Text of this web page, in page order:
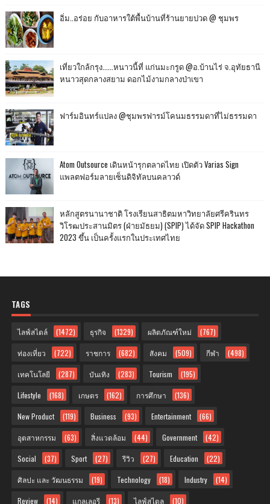
อิ่ม..อร่อย กับอาหารใต้พื้นบ้านที่ร้านยายปวด @ ชุมพร
เที่ยวใกล้กรุง......หนาวนี้ที่ แก่นมะกรูด @อ.บ้านไร่ จ.อุทัยธานี
หนาวสุดกลางสยาม ดอกไม้งามกลางป่าเขา
ฟาร์มอินทร์แปลง @ชุมพรฟารม์โคนมธรรมดาที่ไม่ธรรมดา
Atom Outsource เดินหน้ารุกตลาดไทย เปิดตัว Varias Sign
แพลตฟอร์มลายเซ็นดิจิทัลบนคลาวด์
หลักสูตรนานาชาติ โรงเรียนสาธิตมหาวิทยาลัยศรีครินทร
วิโรฒประสานมิตร (ฝ่ายมัธยม) (SPIP) ได้จัด SPIP Hackathon
2023 ขึ้น เป็นครั้งแรกในประเทศไทย
TAGS
ไลฟ์สไตล์ (1472) ธุรกิจ (1329) ผลิตภัณฑ์ใหม่ (767)
ท่องเที่ยว (722) ราชการ (682) สังคม (509) กีฬา (498)
เทคโนโลยี (287) บันเทิง (283) Tourism (195)
Lifestyle (168) เกษตร (162) การศึกษา (136)
New Product (119) Business (93) Entertainment (66)
อุตสาหกรรม (63) สิ่งแวดล้อม (44) Government (42)
Social (37) Sport (27) รีวิว (27) Education (22)
ศิลปะ และ วัฒนธรรม (19) Technology (18) Industry (14)
Review (14) แกลเลอรี (13) ไลฟ์สไตล (10)